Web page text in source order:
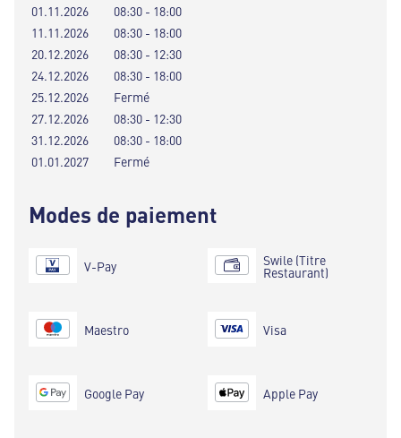
01.11.2026
08:30 - 18:00
11.11.2026
08:30 - 18:00
20.12.2026
08:30 - 12:30
24.12.2026
08:30 - 18:00
25.12.2026
Fermé
27.12.2026
08:30 - 12:30
31.12.2026
08:30 - 18:00
01.01.2027
Fermé
Modes de paiement
V-Pay
Maestro
Google Pay
Swile (Titre
Restaurant)
Visa
Apple Pay